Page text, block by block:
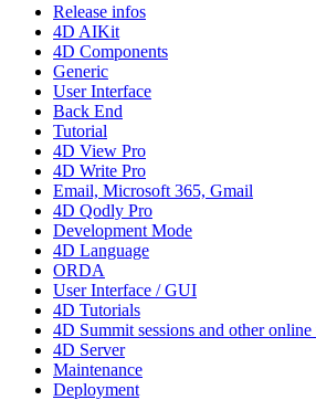
Release infos
4D AIKit
4D Components
Generic
User Interface
Back End
Tutorial
4D View Pro
4D Write Pro
Email, Microsoft 365, Gmail
4D Qodly Pro
Development Mode
4D Language
ORDA
User Interface / GUI
4D Tutorials
4D Summit sessions and other online
4D Server
Maintenance
Deployment